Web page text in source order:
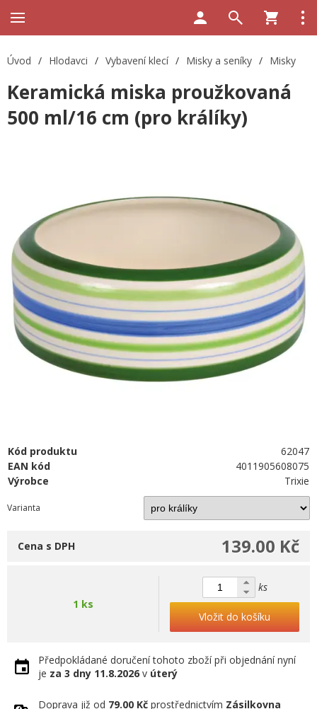
Úvod / Hlodavci / Vybavení klecí / Misky a seníky / Misky
Keramická miska proužkovaná
500 ml/16 cm (pro králíky)
Kód produktu
62047
EAN kód
4011905608075
Výrobce
Trixie
Varianta
139.00 Kč
Cena s DPH
1 ks
ks
Vložit do košíku
Předpokládané doručení tohoto zboží při objednání nyní
je za 3 dny 11.8.2026 v úterý
Doprava již od 79.00 Kč prostřednictvím Zásilkovna